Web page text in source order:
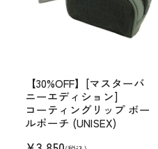
【30%OFF】[マスターバ
ニーエディション]
コーティングリップ ボー
ルポーチ (UNISEX)